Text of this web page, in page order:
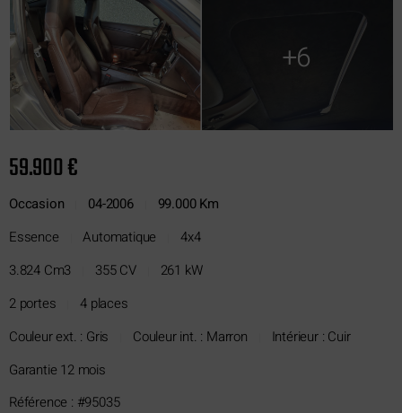
+6
59.900 €
Occasion 04-2006
99.000 Km
Essence
Automatique
4x4
3.824 Cm3
355 CV
261 kW
2 portes
4 places
Couleur ext. : Gris
Couleur int. : Marron
Intérieur : Cuir
Garantie 12 mois
Référence : #95035